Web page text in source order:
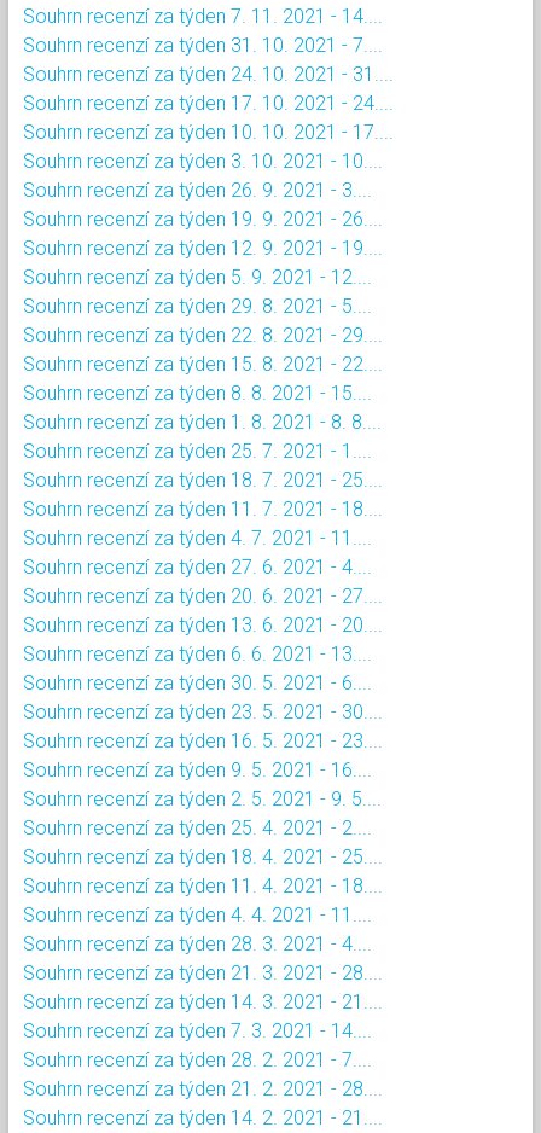
Souhrn recenzí za týden 7. 11. 2021 - 14....
Souhrn recenzí za týden 31. 10. 2021 - 7....
Souhrn recenzí za týden 24. 10. 2021 - 31....
Souhrn recenzí za týden 17. 10. 2021 - 24....
Souhrn recenzí za týden 10. 10. 2021 - 17....
Souhrn recenzí za týden 3. 10. 2021 - 10....
Souhrn recenzí za týden 26. 9. 2021 - 3....
Souhrn recenzí za týden 19. 9. 2021 - 26....
Souhrn recenzí za týden 12. 9. 2021 - 19....
Souhrn recenzí za týden 5. 9. 2021 - 12....
Souhrn recenzí za týden 29. 8. 2021 - 5....
Souhrn recenzí za týden 22. 8. 2021 - 29....
Souhrn recenzí za týden 15. 8. 2021 - 22....
Souhrn recenzí za týden 8. 8. 2021 - 15....
Souhrn recenzí za týden 1. 8. 2021 - 8. 8....
Souhrn recenzí za týden 25. 7. 2021 - 1....
Souhrn recenzí za týden 18. 7. 2021 - 25....
Souhrn recenzí za týden 11. 7. 2021 - 18....
Souhrn recenzí za týden 4. 7. 2021 - 11....
Souhrn recenzí za týden 27. 6. 2021 - 4....
Souhrn recenzí za týden 20. 6. 2021 - 27....
Souhrn recenzí za týden 13. 6. 2021 - 20....
Souhrn recenzí za týden 6. 6. 2021 - 13....
Souhrn recenzí za týden 30. 5. 2021 - 6....
Souhrn recenzí za týden 23. 5. 2021 - 30....
Souhrn recenzí za týden 16. 5. 2021 - 23....
Souhrn recenzí za týden 9. 5. 2021 - 16....
Souhrn recenzí za týden 2. 5. 2021 - 9. 5....
Souhrn recenzí za týden 25. 4. 2021 - 2....
Souhrn recenzí za týden 18. 4. 2021 - 25....
Souhrn recenzí za týden 11. 4. 2021 - 18....
Souhrn recenzí za týden 4. 4. 2021 - 11....
Souhrn recenzí za týden 28. 3. 2021 - 4....
Souhrn recenzí za týden 21. 3. 2021 - 28....
Souhrn recenzí za týden 14. 3. 2021 - 21....
Souhrn recenzí za týden 7. 3. 2021 - 14....
Souhrn recenzí za týden 28. 2. 2021 - 7....
Souhrn recenzí za týden 21. 2. 2021 - 28....
Souhrn recenzí za týden 14. 2. 2021 - 21....